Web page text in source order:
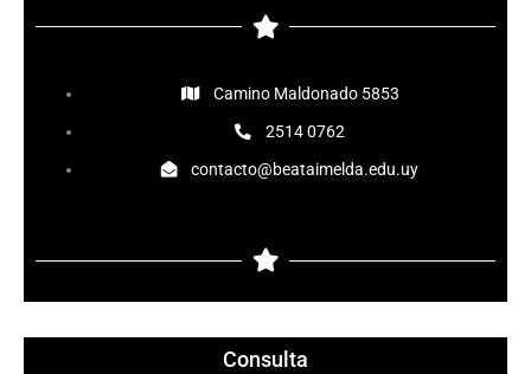
b
o
k
-
f
u
b
e
a
g
r
a
m
Camino Maldonado 5853
2514 0762
contacto@beataimelda.edu.uy
Consulta